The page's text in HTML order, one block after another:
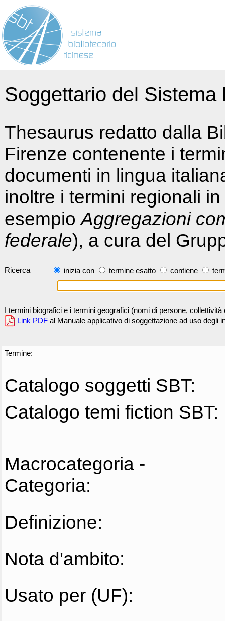
Soggettario del
Thesaurus redatto dalla
Firenze contenente i
documenti in lingua
inoltre i termini regionali
esempioAggregazioni
federale), a cura del
Ricerca inizia con termine esatto contiene
I termini biografici e i termini geografici (nomi di persone,
Link PDF al Manuale applicativo di soggettazione ad uso degli
Termine:
Catalogo soggetti SBT:
Catalogo temi fiction SBT:
Macrocategoria -
Categoria:
Definizione:
Nota d'ambito:
Usato per (UF):